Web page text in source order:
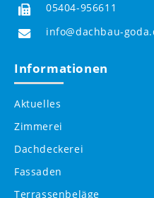
05404-956611
info@dachbau-
Informationen
Aktuelles
Zimmerei
Dachdeckerei
Fassaden
Terrassenbeläge